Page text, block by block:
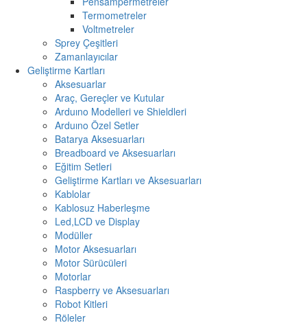
Termometreler
Voltmetreler
Sprey Çeşitleri
Zamanlayıcılar
Geliştirme Kartları
Aksesuarlar
Araç, Gereçler ve Kutular
Arduıno Modelleri ve Shieldleri
Arduıno Özel Setler
Batarya Aksesuarları
Breadboard ve Aksesuarları
Eğitim Setleri
Geliştirme Kartları ve Aksesuarları
Kablolar
Kablosuz Haberleşme
Led,LCD ve Display
Modüller
Motor Aksesuarları
Motor Sürücüleri
Motorlar
Raspberry ve Aksesuarları
Robot Kitleri
Röleler